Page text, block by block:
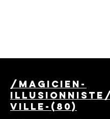
/magicien-
illusionniste/
ville-(80)